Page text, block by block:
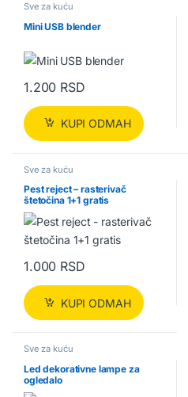
Sve za kuću
Mini USB blender
1.200 RSD
KUPI ODMAH
Sve za kuću
Pest reject – rasterivač
štetočina 1+1 gratis
1.000 RSD
KUPI ODMAH
Sve za kuću
Led dekorativne lampe za
ogledalo